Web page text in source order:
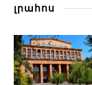
լրահոս